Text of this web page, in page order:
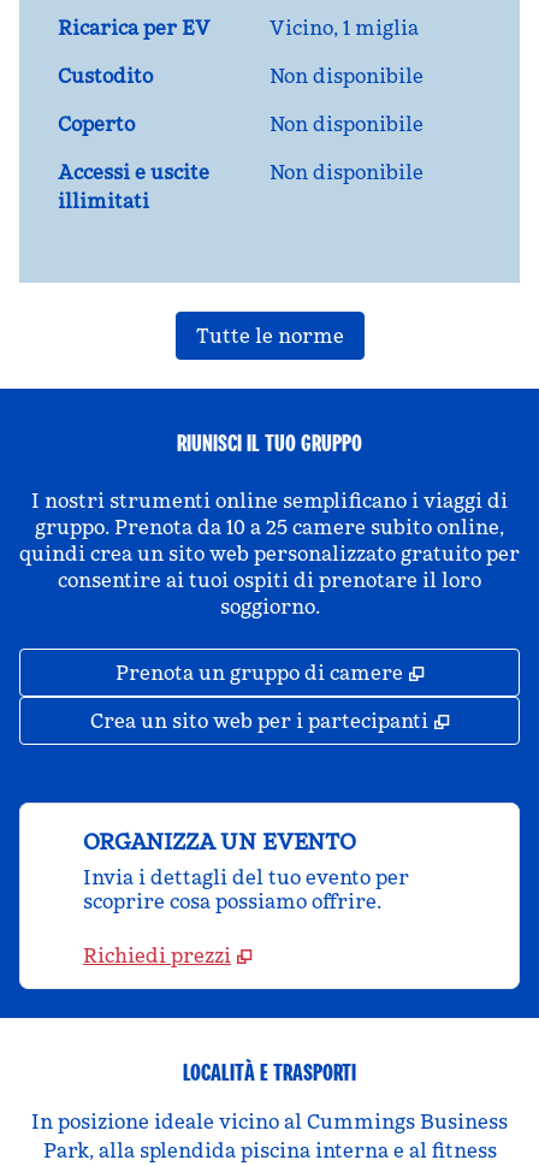
Ricarica per EV
Vicino, 1 miglia
Custodito
Non disponibile
Coperto
Non disponibile
Accessi e uscite
illimitati
Non disponibile
Tutte le norme
RIUNISCI IL TUO GRUPPO
I nostri strumenti online semplificano i viaggi di
gruppo. Prenota da 10 a 25 camere subito online,
quindi crea un sito web personalizzato gratuito per
consentire ai tuoi ospiti di prenotare il loro
soggiorno.
Prenota un gruppo di camere ,
Crea un sito web per i partecipanti ,
ORGANIZZA UN EVENTO
Invia i dettagli del tuo evento per
scoprire cosa possiamo offrire.
Richiedi prezzi
LOCALITÀ E TRASPORTI
In posizione ideale vicino al Cummings Business
Park, alla splendida piscina interna e al fitness